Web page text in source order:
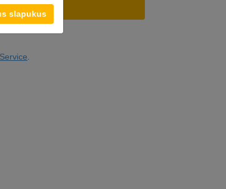
slapukus
NUORODĄ